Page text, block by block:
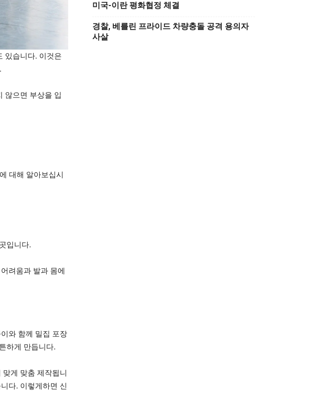
있습니다. 이것은
않으면 부상을 입
대해 알아보십시
입니다.
려움과 발과 몸에
와 함께 밀집 포장
하게 만듭니다.
게 맞춤 제작됩니
다. 이렇게하면 신
미국-이란 평화협정 체결
경찰, 베를린 프라이드 차량충돌 공격 용의자
사살